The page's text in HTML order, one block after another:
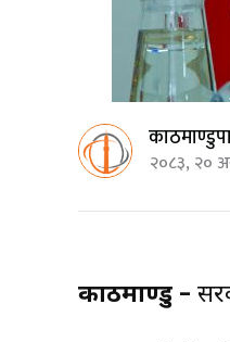
२०८३, २०
काठमाण्डु –